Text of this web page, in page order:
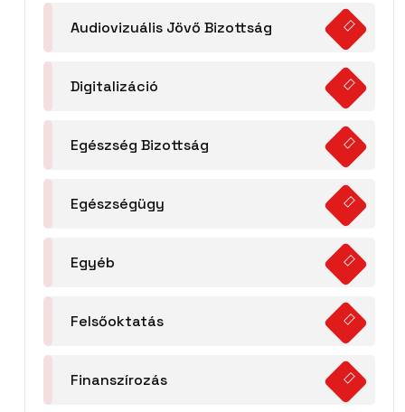
Audiovizuális Jövő Bizottság
Digitalizáció
Egészség Bizottság
Egészségügy
Egyéb
Felsőoktatás
Finanszírozás